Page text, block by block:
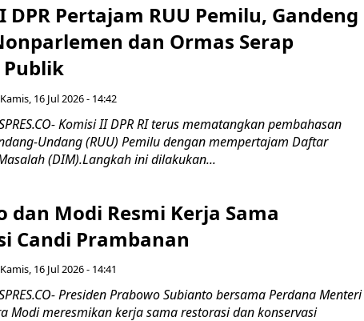
DPR Pertajam RUU Pemilu, Gandeng
dan Ormas Serap
Kamis, 16 Jul 2026 - 14:42
Komisi II DPR RI terus mematangkan pembahasan
Undang (RUU) Pemilu dengan mempertajam Daftar
(DIM).Langkah ini dilakukan...
dan Modi Resmi Kerja Sama
Candi Prambanan
Kamis, 16 Jul 2026 - 14:41
Presiden Prabowo Subianto bersama Perdana Menteri
Modi meresmikan kerja sama restorasi dan konservasi